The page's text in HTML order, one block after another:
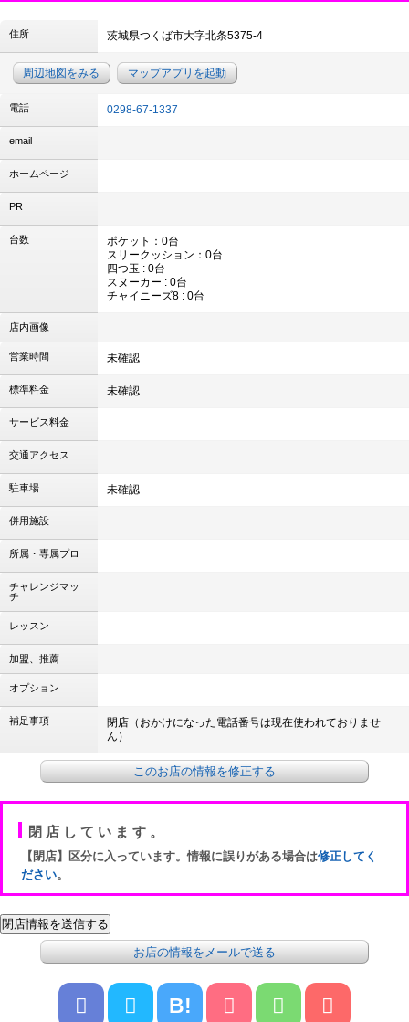
住所 茨城県つくば市大字北条5375-4
周辺地図をみる マップアプリを起動
電話 0298-67-1337
email
ホームページ
PR
台数
ポケット：0台
スリークッション：0台
四つ玉 : 0台
スヌーカー : 0台
チャイニーズ8 : 0台
店内画像
営業時間 未確認
標準料金 未確認
サービス料金
交通アクセス
駐車場 未確認
併用施設
所属・専属プロ
チャレンジマッ
チ
レッスン
加盟、推薦
オプション
補足事項
閉店（おかけになった電話番号は現在使われておりませ
ん）
このお店の情報を修正する
閉店しています。
【閉店】区分に入っています。情報に誤りがある場合は修正してく
ださい。
お店の情報をメールで送る
B!